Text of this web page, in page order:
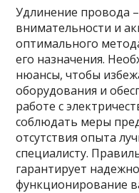
Удлинение провода
внимательности и
оптимального
его назначения.
нюансы, чтобы
оборудования и
работе с
соблюдать меры
отсутствия опыта
специалисту.
гарантирует
функционирование